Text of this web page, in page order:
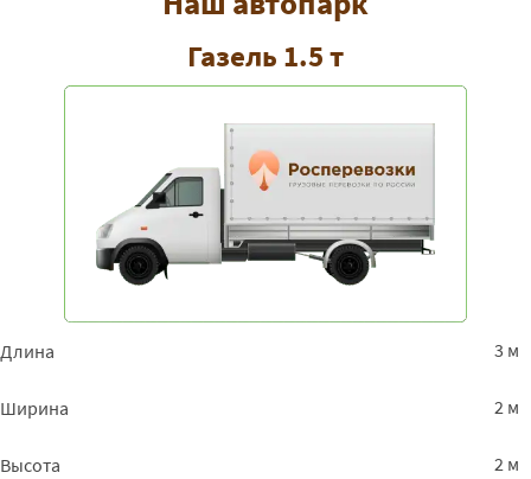
Газель 1.5 т
Длина 3 м
Ширина 2 м
Высота 2 м